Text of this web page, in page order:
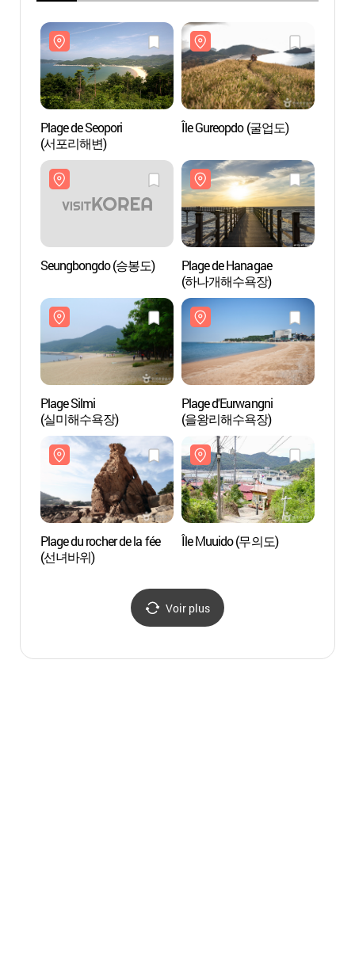
Plage de Seopori
(서포리해변)
Île Gureopdo (굴업도)
Seungbongdo (승봉도)
Plage de Hanagae
(하나개해수욕장)
Plage Silmi
(실미해수욕장)
Plage d'Eurwangni
(을왕리해수욕장)
Plage du rocher de la fée
(선녀바위)
Île Muuido (무의도)
Voir plus